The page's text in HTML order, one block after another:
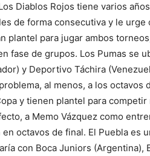
Diablos Rojos tiene varios
de forma consecutiva y le
plantel para jugar ambos
fase de grupos. Los Pumas se
y Deportivo Táchira
al menos, a los
y tienen plantel para
a Memo Vázquez como
octavos de final. El Puebla es
con Boca Juniors (Argentina),